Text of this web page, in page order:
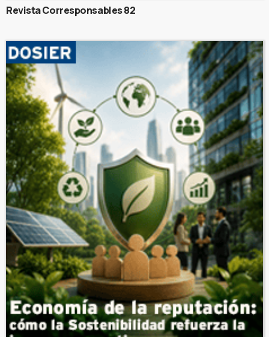
Revista Corresponsables 82